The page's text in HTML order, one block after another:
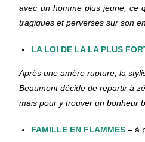
avec un homme plus jeune, ce
tragiques et perverses sur son
LA LOI DE LA LA PLUS
Après une amère rupture, la
Beaumont décide de repartir à
mais pour y trouver un bonheur
FAMILLE EN FLAMMES – à